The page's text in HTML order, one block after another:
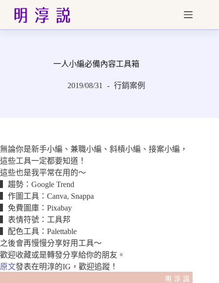
主
一人小編必備內容工具箱
2019/08/31 行銷案例
無論你是新手小編、兼職小編、斜槓小編、接案小編，
這些工具一定都要知道！
這些也是我平常在用的～
▍趨勢：Google Trend
▍作圖工具：Canva, Snappa
▍免費圖庫：Pixabay
▍表情符號：工具邦
▍配色工具：Palettable
之後會再慢慢分享好用工具～
歡迎收藏或是轉發分享給你的朋友。
原文發表在明淳的IG，歡迎追蹤！